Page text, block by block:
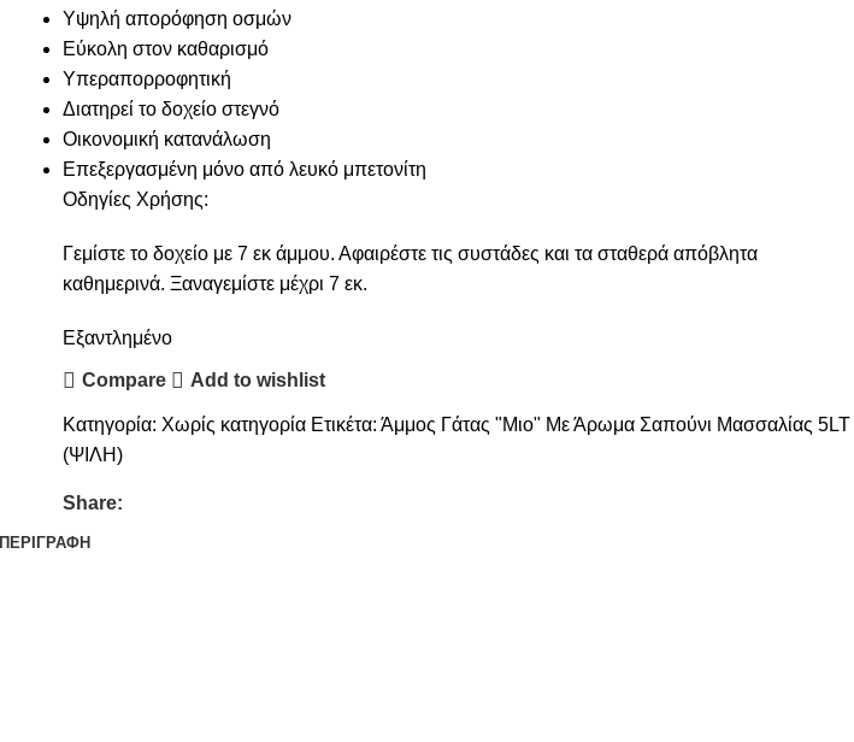
Υψηλή απορόφηση οσμών
Εύκολη στον καθαρισμό
Υπεραπορροφητική
Διατηρεί το δοχείο στεγνό
Οικονομική κατανάλωση
Επεξεργασμένη μόνο από λευκό μπετονίτη
Οδηγίες Χρήσης:
Γεμίστε το δοχείο με 7 εκ άμμου. Αφαιρέστε τις συστάδες και τα σταθερά απόβλητα
καθημερινά. Ξαναγεμίστε μέχρι 7 εκ.
Εξαντλημένο
Compare Add to wishlist
Κατηγορία: Χωρίς κατηγορία Ετικέτα: Άμμος Γάτας "Μιο" Με Άρωμα Σαπούνι Μασσαλίας 5LT
(ΨΙΛΗ)
Share:
ΠΕΡΙΓΡΑΦΉ